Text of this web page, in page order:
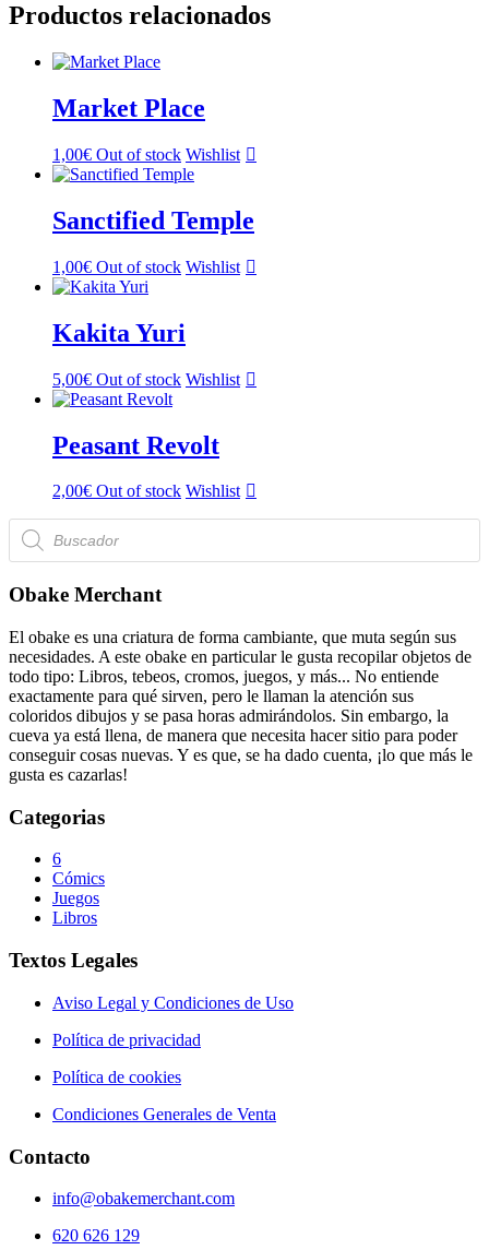
Productos relacionados
Market Place
1,00€ Out of stock Wishlist
Sanctified Temple
1,00€ Out of stock Wishlist
Kakita Yuri
5,00€ Out of stock Wishlist
Peasant Revolt
2,00€ Out of stock Wishlist
Búsqueda
de
productos
Obake Merchant
El obake es una criatura de forma cambiante, que muta según sus
necesidades. A este obake en particular le gusta recopilar objetos de
todo tipo: Libros, tebeos, cromos, juegos, y más... No entiende
exactamente para qué sirven, pero le llaman la atención sus
coloridos dibujos y se pasa horas admirándolos. Sin embargo, la
cueva ya está llena, de manera que necesita hacer sitio para poder
conseguir cosas nuevas. Y es que, se ha dado cuenta, ¡lo que más le
gusta es cazarlas!
Categorias
6
Cómics
Juegos
Libros
Textos Legales
Aviso Legal y Condiciones de Uso
Política de privacidad
Política de cookies
Condiciones Generales de Venta
Contacto
info@obakemerchant.com
620 626 129